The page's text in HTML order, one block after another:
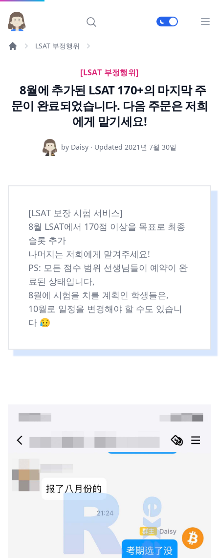
메
LSAT 부정행위
[LSAT 부정행위]
8월에 추가된 LSAT 170+의 마지막 주
문이 완료되었습니다. 다음 주문은 저희
에게 맡기세요!
by Daisy · Updated 2021년 7월 30일
[LSAT 보장 시험 서비스]
8월 LSAT에서 170점 이상을 목표로 최종
슬롯 추가
나머지는 저희에게 맡겨주세요!
PS: 모든 점수 범위 선생님들이 예약이 완
료된 상태입니다,
8월에 시험을 치를 계획인 학생들은,
10월로 일정을 변경해야 할 수도 있습니
다 😥